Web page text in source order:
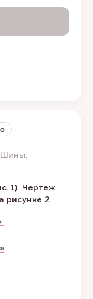
Шины,
1). Чертеж
рисунке 2.